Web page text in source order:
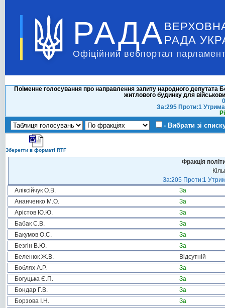
РАДА РАДА
Офіційний вебпортал
Поіменне голосування про направлення запиту народного депутата
житлового будинку для
За:295 Проти:1
- Вибрати зі
Зберегти в форматі RTF
Фракція
За:205 Проти:1
Аліксійчук О.В.
За
Ананченко М.О.
За
Арістов Ю.Ю.
За
Бабак С.В.
За
Бакумов О.С.
За
Безгін В.Ю.
За
Беленюк Ж.В.
Відсутній
Боблях А.Р.
За
Богуцька Є.П.
За
Бондар Г.В.
За
Борзова І.Н.
За